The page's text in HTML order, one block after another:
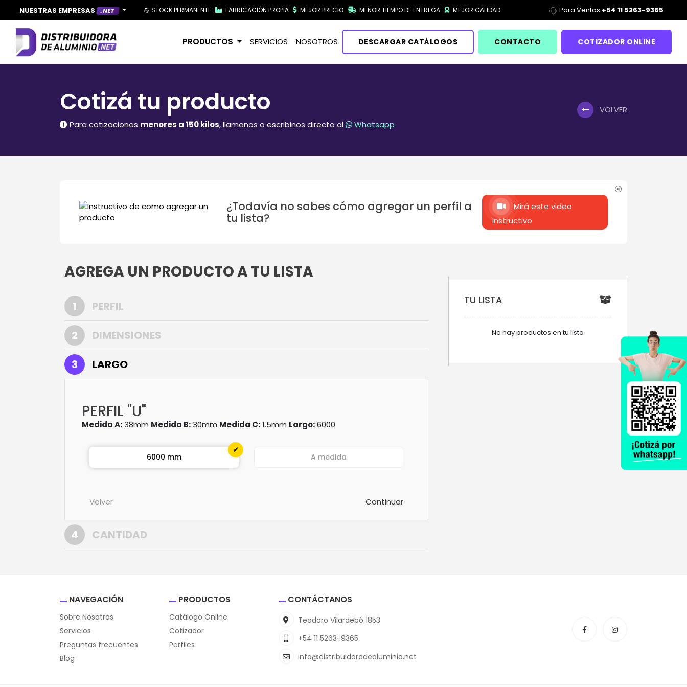
NUESTRAS EMPRESAS . NET 💪 STOCK PERMANENTE FABRICACIÓN PROPIA MEJOR PRECIO MENOR TIEMPO DE ENTREGA MEJOR CALIDAD Para Ventas +54 11 5263-9365
PRODUCTOS SERVICIOS NOSOTROS DESCARGAR CATÁLOGOS CONTACTO COTIZADOR ONLINE
Cotizá tu producto
Para cotizaciones menores a 150 kilos, llamanos o escribinos directo al Whatsapp
VOLVER
¿Todavía no sabes cómo agregar un perfil a
tu lista?
Mirá este video
instructivo
AGREGA UN PRODUCTO A TU LISTA
1 PERFIL
2 DIMENSIONES
3 LARGO
PERFIL "U"
Medida A:38mm Medida B:30mm Medida C:1.5mm Largo:6000
6000 mm A medida
Volver Continuar
4 CANTIDAD
TU LISTA
No hay productos en tu lista
NAVEGACIÓN
Sobre Nosotros
Servicios
Preguntas frecuentes
Blog
PRODUCTOS
Catálogo Online
Cotizador
Perfiles
CONTÁCTANOS
Teodoro Vilardebó 1853
+54 11 5263-9365
info@distribuidoradealuminio.net